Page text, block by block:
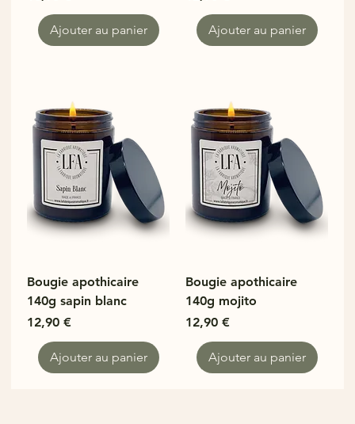
Ajouter au panier Ajouter au panier
Bougie apothicaire
140g sapin blanc
Prix
12,90 €
Ajouter au panier
Bougie apothicaire
140g mojito
Prix
12,90 €
Ajouter au panier